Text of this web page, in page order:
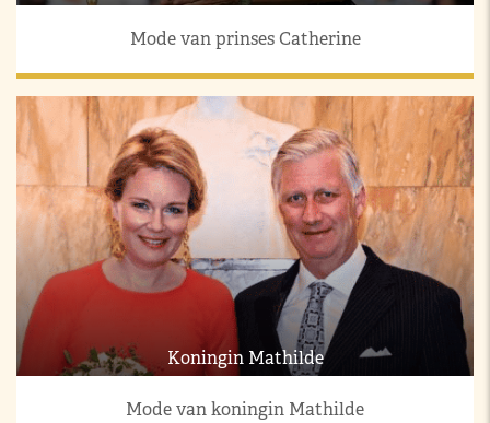
Mode van prinses Catherine
Koningin Mathilde
Mode van koningin Mathilde